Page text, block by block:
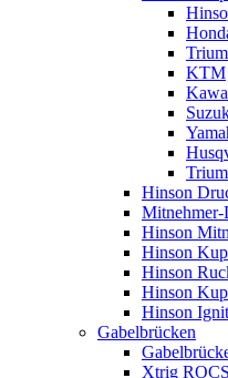
KTM
Hinson
Hinson
Hinson
Hinson
Hinson
Hinson
Gabelbrücken
Xtrig